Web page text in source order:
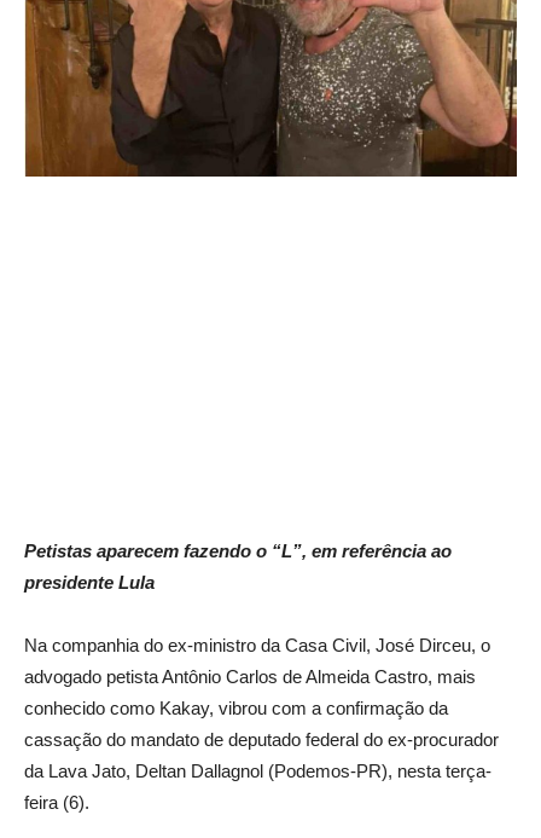
Petistas aparecem fazendo o “L”, em referência ao
presidente Lula
Na companhia do ex-ministro da Casa Civil, José Dirceu, o
advogado petista Antônio Carlos de Almeida Castro, mais
conhecido como Kakay, vibrou com a confirmação da
cassação do mandato de deputado federal do ex-procurador
da Lava Jato, Deltan Dallagnol (Podemos-PR), nesta terça-
feira (6).